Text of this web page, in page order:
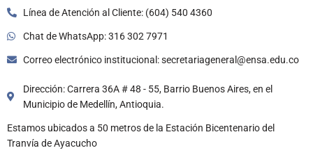
Línea de Atención al Cliente: (604) 540 4360
Chat de WhatsApp: 316 302 7971
Correo electrónico institucional: secretariageneral@ensa.edu.co
Dirección: Carrera 36A # 48 - 55, Barrio Buenos Aires, en el
Municipio de Medellín, Antioquia.
Estamos ubicados a 50 metros de la Estación Bicentenario del
Tranvía de Ayacucho